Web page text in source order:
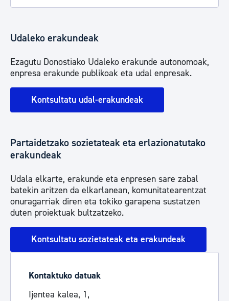
Udaleko erakundeak
Ezagutu Donostiako Udaleko erakunde autonomoak,
enpresa erakunde publikoak eta udal enpresak.
Kontsultatu udal-erakundeak
Partaidetzako sozietateak eta erlazionatutako
erakundeak
Udala elkarte, erakunde eta enpresen sare zabal
batekin aritzen da elkarlanean, komunitatearentzat
onuragarriak diren eta tokiko garapena sustatzen
duten proiektuak bultzatzeko.
Kontsultatu sozietateak eta erakundeak
Kontaktuko datuak
Ijentea kalea, 1,